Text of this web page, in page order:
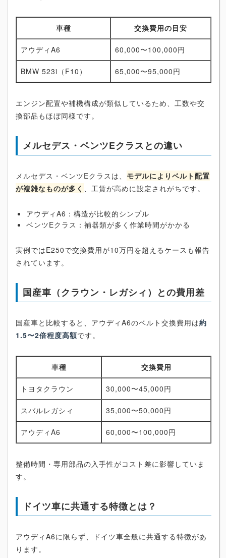
車種 交換費用の目安
アウディA6 60,000〜100,000円
BMW 523i（F10） 65,000〜95,000円
エンジン配置や補機構成が類似しているため、工数や交
換部品もほぼ同様です。
メルセデス・ベンツEクラスとの違い
メルセデス・ベンツEクラスは、 モデルによりベルト配置
が複雑なものが多く
、工賃が高めに設定されがちです。
アウディA6：構造が比較的シンプル
ベンツEクラス：補器類が多く作業時間がかかる
実例ではE250で交換費用が10万円を超えるケースも報告
されています。
国産車（クラウン・レガシィ）との費用差
国産車と比較すると、アウディA6のベルト交換費用は約
1.5〜2倍程度高額です。
車種 交換費用
トヨタクラウン 30,000〜45,000円
スバルレガシィ 35,000〜50,000円
アウディA6 60,000〜100,000円
整備時間・専用部品の入手性がコスト差に影響していま
す。
ドイツ車に共通する特徴とは？
アウディA6に限らず、ドイツ車全般に共通する特徴があ
ります。